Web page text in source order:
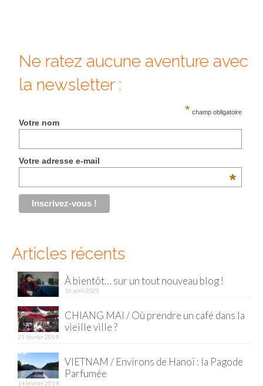
Tokyo
Malaisie
Singapour
Baie d’Halong
Hué
Mai Chau
Ninh Binh
EUROPE
Ne ratez aucune aventure avec
la newsletter :
* champ obligatoire
Votre nom
Votre adresse e-mail
*
Articles récents
À bientôt… sur un tout nouveau blog !
16 avril 2023
CHIANG MAI / Où prendre un café dans la
vieille ville ?
21 février 2019
VIETNAM / Environs de Hanoï : la Pagode
Parfumée
14 février 2019